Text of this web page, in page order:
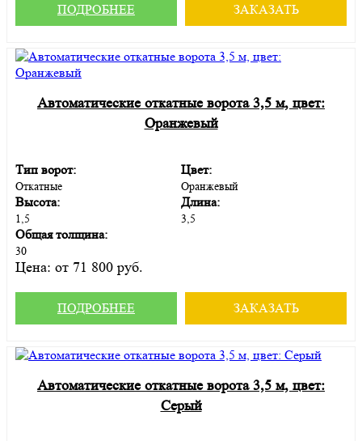
ПОДРОБНЕЕ ЗАКАЗАТЬ
Автоматические откатные ворота 3,5 м, цвет:
Оранжевый
Тип ворот:
Откатные
Цвет:
Оранжевый
Высота:
1,5
Длина:
3,5
Общая толщина:
30
Цена: от 71 800 руб.
ПОДРОБНЕЕ ЗАКАЗАТЬ
Автоматические откатные ворота 3,5 м, цвет:
Серый